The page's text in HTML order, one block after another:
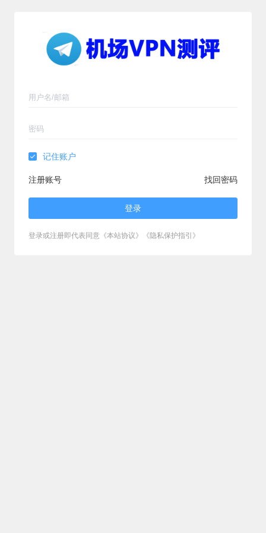
记住账户
注册账号 找回密码
登录
登录或注册即代表同意《本站协议》《隐私保护指引》